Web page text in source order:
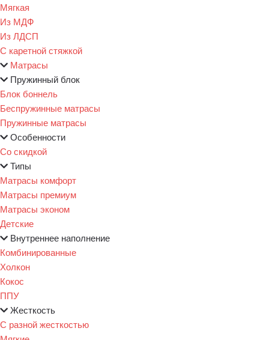
Мягкая
Из МДФ
Из ЛДСП
С каретной стяжкой
Матрасы
Пружинный блок
Блок боннель
Беспружинные матрасы
Пружинные матрасы
Особенности
Со скидкой
Типы
Матрасы комфорт
Матрасы премиум
Матрасы эконом
Детские
Внутреннее наполнение
Комбинированные
Холкон
Кокос
ППУ
Жесткость
С разной жесткостью